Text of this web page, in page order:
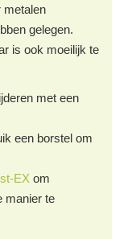
metalen
gelegen.
is ook moeilijk te
met een
een borstel om
EX om
manier te